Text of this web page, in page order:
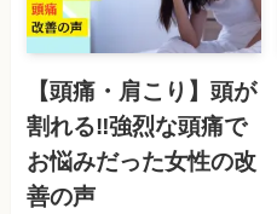
【頭痛・肩こり】頭が
割れる‼︎強烈な頭痛で
お悩みだった女性の改
善の声